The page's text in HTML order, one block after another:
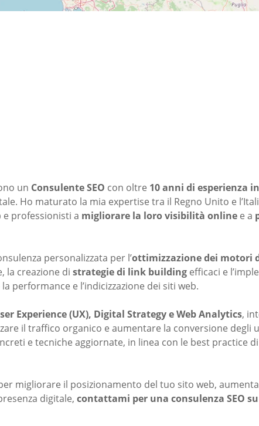
un Consulente SEO con oltre 10 anni di esperienza
Ho maturato la mia expertise tra il Regno Unito e
professionisti a migliorare la loro visibilità onlinee a
personalizzata per l’ottimizzazione dei motori
la creazione di strategie di link buildingefficaci e
performance e l’indicizzazione dei siti web.
Experience (UX), Digital Strategy e Web Analytics,
il traffico organico e aumentare la conversione degli
e tecniche aggiornate, in linea con le best practice di
migliorare il posizionamento del tuo sito web,
digitale, contattami per una consulenza SEO